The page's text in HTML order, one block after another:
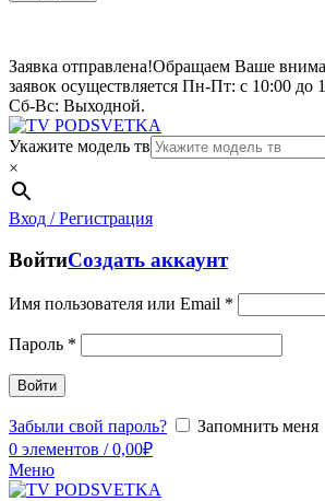
Заявка отправлена!Обращаем Ваше
заявок осуществляется Пн-Пт: с 10:00 до
Сб-Вс: Выходной.
Укажите модель тв
×
Вход / Регистрация
ВойтиСоздать аккаунт
Имя пользователя или Email *
Пароль *
Войти
Забыли свой пароль?
Запомнить меня
0 элементов / 0,00₽
Меню